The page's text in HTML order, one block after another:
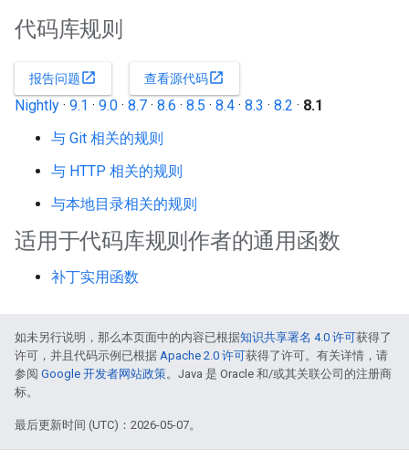
代码库规则
报告问题open_in_new 查看源代码open_in_new
Nightly · 9.1 · 9.0 · 8.7 · 8.6 · 8.5 · 8.4 · 8.3 · 8.2 · 8.1
与 Git 相关的规则
与 HTTP 相关的规则
与本地目录相关的规则
适用于代码库规则作者的通用函数
补丁实用函数
如未另行说明，那么本页面中的内容已根据知识共享署名 4.0 许可获得了
许可，并且代码示例已根据 Apache 2.0 许可获得了许可。有关详情，请
参阅 Google 开发者网站政策。Java 是 Oracle 和/或其关联公司的注册商
标。
最后更新时间 (UTC)：2026-05-07。